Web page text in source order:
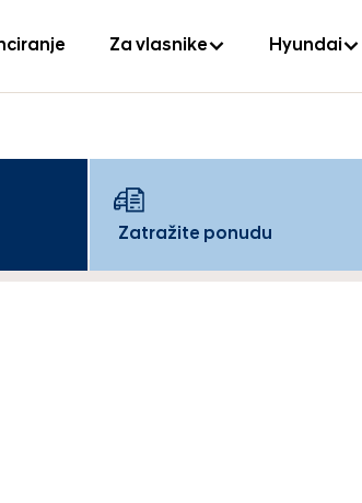
Za vlasnike Hyundai
Zatražite ponudu